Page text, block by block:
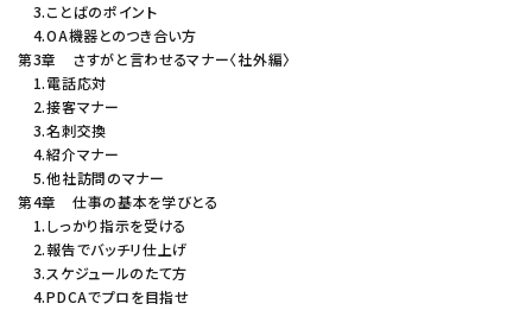
3.ことばのポイント
4.OA機器とのつき合い方
第3章 さすがと言わせるマナー〈社外編〉
1.電話応対
2.接客マナー
3.名刺交換
4.紹介マナー
5.他社訪問のマナー
第4章 仕事の基本を学びとる
1.しっかり指示を受ける
2.報告でバッチリ仕上げ
3.スケジュールのたて方
4.PDCAでプロを目指せ